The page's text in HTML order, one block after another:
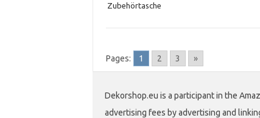
Zubehörtasche
Pages: 1 2 3 »
Dekorshop.eu is a participant in the
advertising fees by advertising and